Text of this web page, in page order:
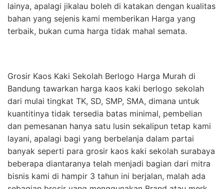
lainya, apalagi jikalau boleh di katakan dengan kualitas
bahan yang sejenis kami memberikan Harga yang
terbaik, bukan cuma harga tidak mahal semata.
Grosir Kaos Kaki Sekolah Berlogo Harga Murah di
Bandung tawarkan harga kaos kaki berlogo sekolah
dari mulai tingkat TK, SD, SMP, SMA, dimana untuk
kuantitinya tidak tersedia batas minimal, pembelian
dan pemesanan hanya satu lusin sekalipun tetap kami
layani, apalagi bagi yang berbelanja dalam partai
banyak seperti para grosir kaos kaki sekolah surabaya
beberapa diantaranya telah menjadi bagian dari mitra
bisnis kami di hampir 3 tahun ini berjalan, malah ada